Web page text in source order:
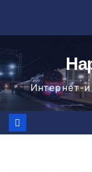
Интернет-